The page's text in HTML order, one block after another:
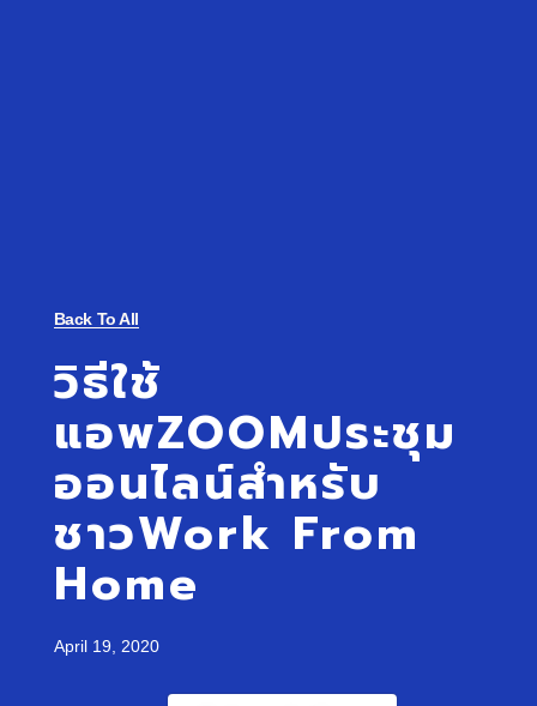
Back To All
วิธีใช้
แอพZOOMประชุม
ออนไลน์สำหรับ
ชาวWork From
Home
April 19, 2020